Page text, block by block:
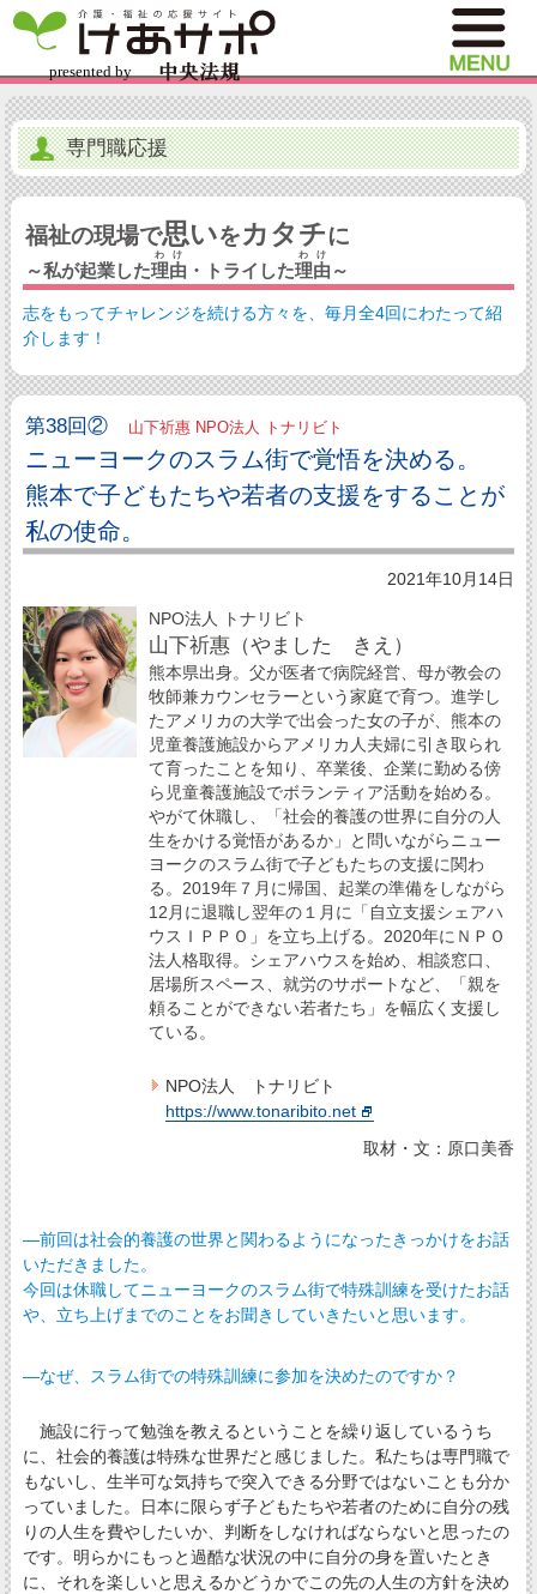
専門職応援
福祉の現場で思いをカタチに
～私が起業した理由
わけ
・トライした理由
わけ
～
志をもってチャレンジを続ける方々を、毎月全4回にわたって紹
介します！
第38回② 山下祈惠 NPO法人 トナリビト
ニューヨークのスラム街で覚悟を決める。
熊本で子どもたちや若者の支援をすることが
私の使命。
2021年10月14日
NPO法人 トナリビト
山下祈惠（やました きえ）
熊本県出身。父が医者で病院経営、母が教会の
牧師兼カウンセラーという家庭で育つ。進学し
たアメリカの大学で出会った女の子が、熊本の
児童養護施設からアメリカ人夫婦に引き取られ
て育ったことを知り、卒業後、企業に勤める傍
ら児童養護施設でボランティア活動を始める。
やがて休職し、「社会的養護の世界に自分の人
生をかける覚悟があるか」と問いながらニュー
ヨークのスラム街で子どもたちの支援に関わ
る。2019年７月に帰国、起業の準備をしながら
12月に退職し翌年の１月に「自立支援シェアハ
ウスＩＰＰＯ」を立ち上げる。2020年にＮＰＯ
法人格取得。シェアハウスを始め、相談窓口、
居場所スペース、就労のサポートなど、「親を
頼ることができない若者たち」を幅広く支援し
ている。
NPO法人 トナリビト
https://www.tonaribito.net
取材・文：原口美香
―前回は社会的養護の世界と関わるようになったきっかけをお話
いただきました。
今回は休職してニューヨークのスラム街で特殊訓練を受けたお話
や、立ち上げまでのことをお聞きしていきたいと思います。
―なぜ、スラム街での特殊訓練に参加を決めたのですか？
施設に行って勉強を教えるということを繰り返しているうち
に、社会的養護は特殊な世界だと感じました。私たちは専門職で
もないし、生半可な気持ちで突入できる分野ではないことも分か
っていました。日本に限らず子どもたちや若者のために自分の残
りの人生を費やしたいか、判断をしなければならないと思ったの
です。明らかにもっと過酷な状況の中に自分の身を置いたとき
に、それを楽しいと思えるかどうかでこの先の人生の方針を決め